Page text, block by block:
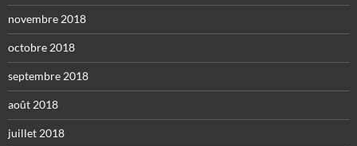
novembre 2018
octobre 2018
septembre 2018
août 2018
juillet 2018